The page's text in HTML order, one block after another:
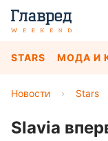
STARS МОДА И
Новости › Stars
Slavia